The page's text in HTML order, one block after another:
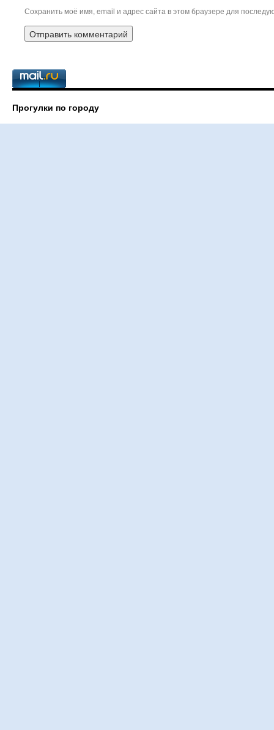
Сохранить моё имя, email и адрес сайта в этом браузере для
Прогулки по городу